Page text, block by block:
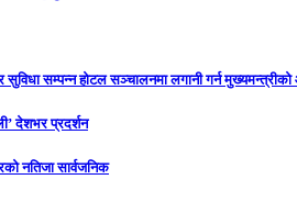
सुविधा सम्पन्न होटल सञ्चालनमा लगानी गर्न
देशभर प्रदर्शन
नतिजा सार्वजनिक